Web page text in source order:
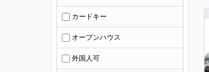
カードキー
オープンハウス
外国人可